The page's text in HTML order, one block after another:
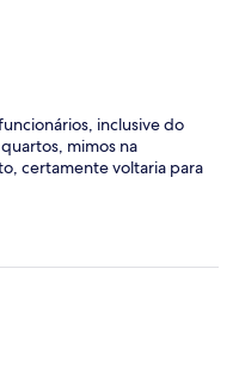
inclusive do
mimos na
certamente voltaria para